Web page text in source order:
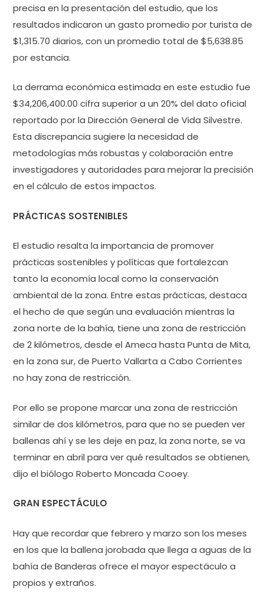
precisa en la presentación del estudio, que los
resultados indicaron un gasto promedio por turista de
$1,315.70 diarios, con un promedio total de $5,638.85
por estancia.
La derrama económica estimada en este estudio fue
$34,206,400.00 cifra superior a un 20% del dato oficial
reportado por la Dirección General de Vida Silvestre.
Esta discrepancia sugiere la necesidad de
metodologías más robustas y colaboración entre
investigadores y autoridades para mejorar la precisión
en el cálculo de estos impactos.
PRÁCTICAS SOSTENIBLES
El estudio resalta la importancia de promover
prácticas sostenibles y políticas que fortalezcan
tanto la economía local como la conservación
ambiental de la zona. Entre estas prácticas, destaca
el hecho de que según una evaluación mientras la
zona norte de la bahía, tiene una zona de restricción
de 2 kilómetros, desde el Ameca hasta Punta de Mita,
en la zona sur, de Puerto Vallarta a Cabo Corrientes
no hay zona de restricción.
Por ello se propone marcar una zona de restricción
similar de dos kilómetros, para que no se pueden ver
ballenas ahí y se les deje en paz, la zona norte, se va
terminar en abril para ver qué resultados se obtienen,
dijo el biólogo Roberto Moncada Cooey.
GRAN ESPECTÁCULO
Hay que recordar que febrero y marzo son los meses
en los que la ballena jorobada que llega a aguas de la
bahía de Banderas ofrece el mayor espectáculo a
propios y extraños.